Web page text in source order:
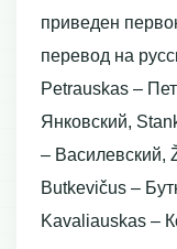
приведен
перевод на
Petrauskas –
Янковский,
– Василевский,
Butkevičus –
Kavaliauskas –